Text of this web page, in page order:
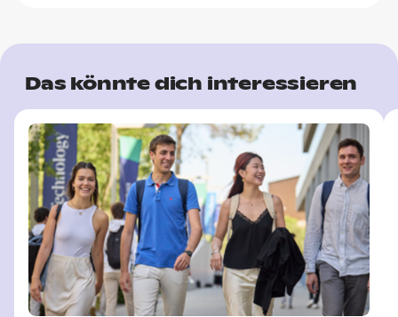
Das könnte dich interessieren